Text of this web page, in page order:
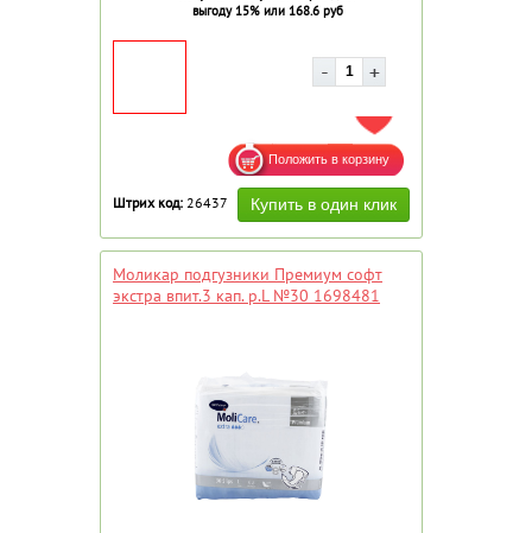
выгоду 15% или 168.6 руб
ДОБАВИТЬ В ИЗБРАННОЕ
Штрих код: 26437
Моликар подгузники Премиум софт
экстра впит.3 кап. р.L №30 1698481